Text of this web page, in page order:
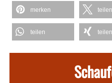
merken teilen
teilen teilen